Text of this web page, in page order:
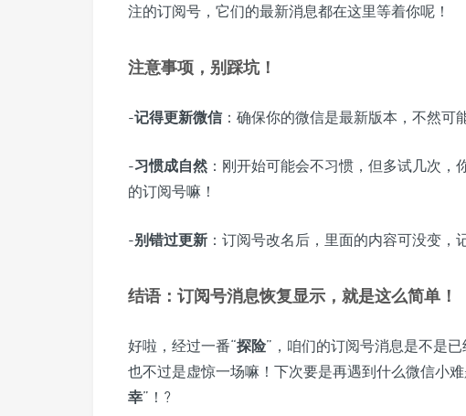
注的订阅号，它们的最新消息都在这里等着你呢！
注意事项，别踩坑！
-记得更新微信 ：确保你的微信是最新版本，不然可
-习惯成自然 ：刚开始可能会不习惯，但多试几次，
的订阅号嘛！
-别错过更新 ：订阅号改名后，里面的内容可没变，
结语：订阅号消息恢复显示，就是这么简单！
好啦，经过一番“探险”，咱们的订阅号消息是不是
也不过是虚惊一场嘛！下次要是再遇到什么微信小
幸”！?